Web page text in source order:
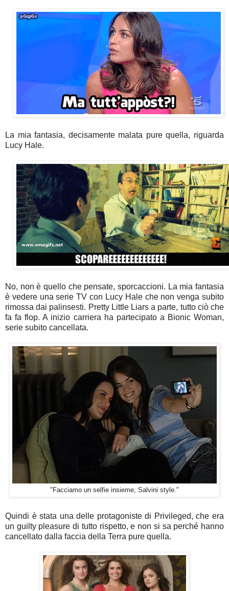
La mia fantasia, decisamente malata pure quella, riguarda
Lucy Hale.
No, non è quello che pensate, sporcaccioni. La mia fantasia
è vedere una serie TV con Lucy Hale che non venga subito
rimossa dai palinsesti. Pretty Little Liars a parte, tutto ciò che
fa fa flop. A inizio carriera ha partecipato a Bionic Woman,
serie subito cancellata.
"Facciamo un selfie insieme, Salvini style."
Quindi è stata una delle protagoniste di Privileged, che era
un guilty pleasure di tutto rispetto, e non si sa perché hanno
cancellato dalla faccia della Terra pure quella.